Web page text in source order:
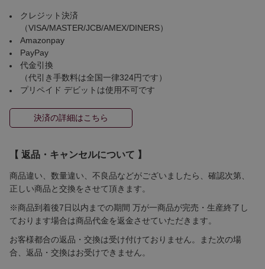
クレジット決済
（VISA/MASTER/JCB/AMEX/DINERS）
Amazonpay
PayPay
代金引換
（代引き手数料は全国一律324円です）
プリペイド デビットは使用不可です
決済の詳細はこちら
【 返品・キャンセルについて 】
商品違い、数量違い、不良品などがございましたら、確認次第、
正しい商品と交換をさせて頂きます。
※商品到着後7日以内までの期間 万が一商品が完売・生産終了し
ております場合は商品代金を返金させていただきます。
お客様都合の返品・交換は受け付けておりません。また次の場
合、返品・交換はお受けできません。